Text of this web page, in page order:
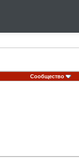
Сообщество